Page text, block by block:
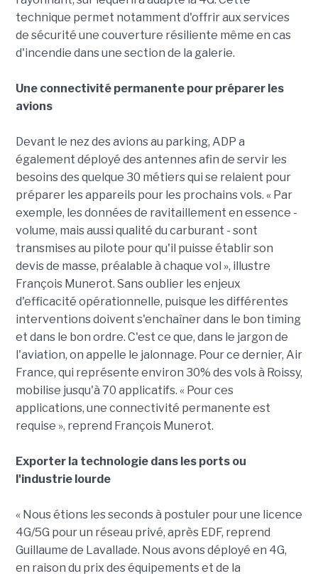
technique permet notamment d'offrir aux services
de sécurité une couverture résiliente même en cas
d'incendie dans une section de la galerie.
Une connectivité permanente pour préparer les
avions
Devant le nez des avions au parking, ADP a
également déployé des antennes afin de servir les
besoins des quelque 30 métiers qui se relaient pour
préparer les appareils pour les prochains vols. « Par
exemple, les données de ravitaillement en essence -
volume, mais aussi qualité du carburant - sont
transmises au pilote pour qu'il puisse établir son
devis de masse, préalable à chaque vol », illustre
François Munerot. Sans oublier les enjeux
d'efficacité opérationnelle, puisque les différentes
interventions doivent s'enchaîner dans le bon timing
et dans le bon ordre. C'est ce que, dans le jargon de
l'aviation, on appelle le jalonnage. Pour ce dernier, Air
France, qui représente environ 30% des vols à Roissy,
mobilise jusqu'à 70 applicatifs. « Pour ces
applications, une connectivité permanente est
requise », reprend François Munerot.
Exporter la technologie dans les ports ou
l'industrie lourde
« Nous étions les seconds à postuler pour une licence
4G/5G pour un réseau privé, après EDF, reprend
Guillaume de Lavallade. Nous avons déployé en 4G,
en raison du prix des équipements et de la